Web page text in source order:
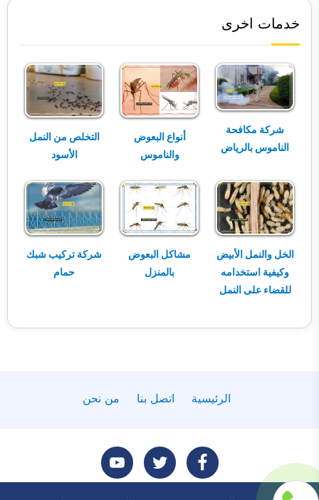
خدمات اخرى
شركة مكافحة
الناموس بالرياض
أنواع البعوض
والناموس
التخلص من النمل
الأسود
الخل والنمل الأبيض
وكيفية استخدامه
للقضاء على النمل
مشاكل البعوض
بالمنزل
شركة تركيب شبك
حمام
الرئيسية اتصل بنا من نحن
تابعنا تابعنا تابعنا